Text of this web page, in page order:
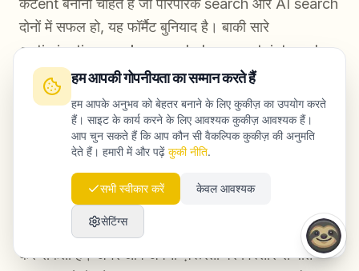
कंटent बनाना चाहते हैं जो पारंपरिक search और AI search
दोनों में सफल हो, यह फॉर्मैट बुनियाद है। बाकी सारे
optimizations — keyword placement, internal
linking, schema markup, backlink acquisition —
तभी असरदार होते हैं जब लेख की मूल संरचना मजबूत हो। बिना
इस आधार के ये प्रयास सीमित लाभ देते हैं।
अगर आप ऐसी content library बनाना चाहते हैं जिसे SEO
और GEO दोनों के लिए रणनीतिक रूप से तैयार किया गया हो, तो
Launchmind के पास वह विशेषज्ञता और tooling है जो
आपको बड़े स्तर पर, बिना गुणवत्ता गिराए, यह काम करने में मदद
कर सकती है। अगर आप अपनी ज़रूरतों पर विस्तार से बात
हम आपकी गोपनीयता का सम्मान करते हैं
हम आपके अनुभव को बेहतर बनाने के लिए कुकीज़ का उपयोग करते
हैं। साइट के कार्य करने के लिए आवश्यक कुकीज़ आवश्यक हैं।
आप चुन सकते हैं कि आप कौन सी वैकल्पिक कुकीज़ की अनुमति
देते हैं। हमारी में और पढ़ें कुकी नीति.
सभी स्वीकार करें केवल आवश्यक
सेटिंग्स